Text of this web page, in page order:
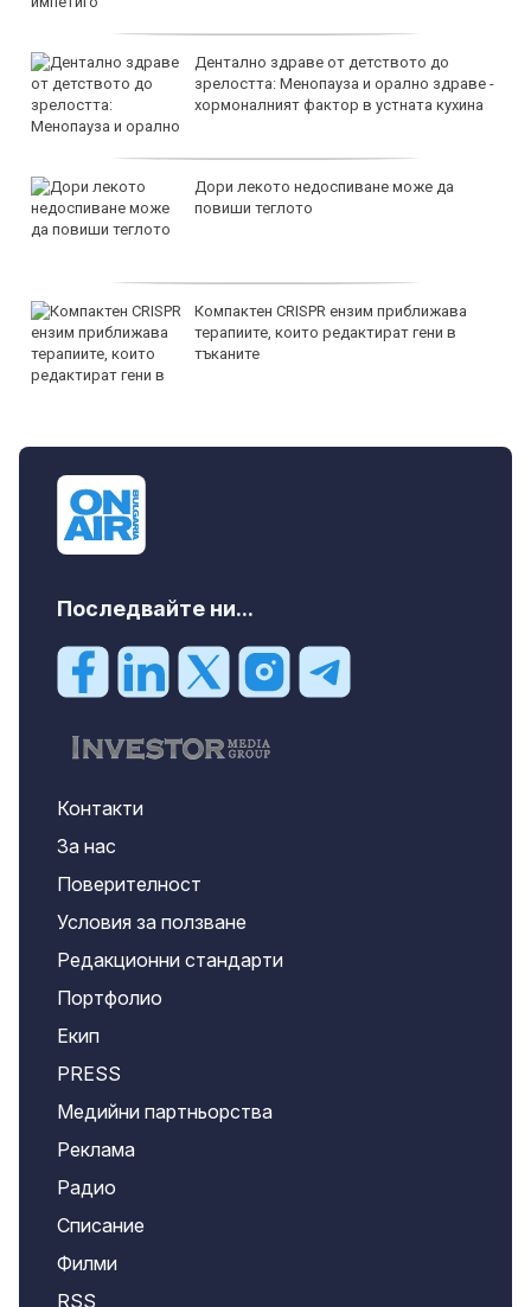
Дентално здраве от детството до
зрелостта: Менопауза и орално здраве -
хормоналният фактор в устната кухина
Дори лекото недоспиване може да
повиши теглото
Компактен CRISPR ензим приближава
терапиите, които редактират гени в
тъканите
Последвайте ни...
Контакти
За нас
Поверителност
Условия за ползване
Редакционни стандарти
Портфолио
Екип
PRESS
Медийни партньорства
Реклама
Радио
Списание
Филми
RSS